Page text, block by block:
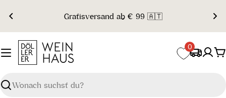
Inhalt
springen
Gratisversand ab € 99 🇦🇹
Suchen
0